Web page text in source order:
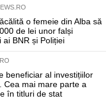
o femeie din Alba să
de lei unor falși
ai BNR și Poliției
beneficiar al investițiilor
Cea mai mare parte a
în titluri de stat